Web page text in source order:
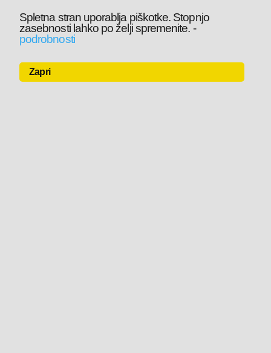
Spletna stran uporablja piškotke. Stopnjo
zasebnosti lahko po želji spremenite. -
podrobnosti
Zapri